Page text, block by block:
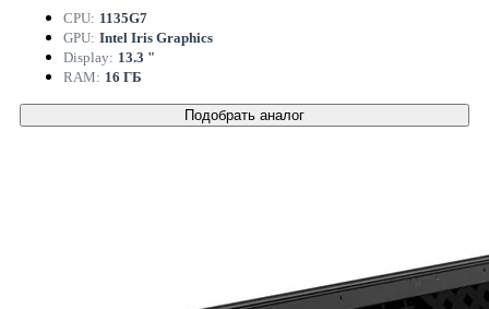
CPU: 1135G7
GPU: Intel Iris Graphics
Display: 13.3 "
RAM: 16 ГБ
Подобрать аналог